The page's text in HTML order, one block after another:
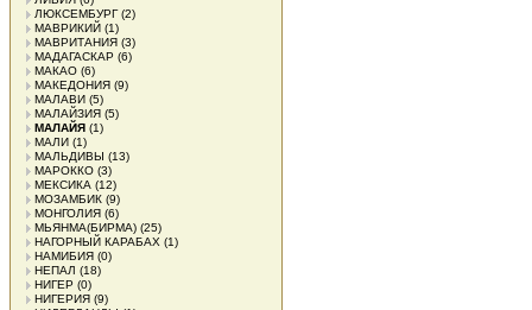
ЛЮКСЕМБУРГ(2)
МАВРИКИЙ (1)
МАВРИТАНИЯ (3)
МАДАГАСКАР (6)
МАКАО (6)
МАКЕДОНИЯ (9)
МАЛАВИ (5)
МАЛАЙЗИЯ (5)
МАЛАЙЯ (1)
МАЛИ (1)
МАЛЬДИВЫ (13)
МАРОККО (3)
МЕКСИКА (12)
МОЗАМБИК (9)
МОНГОЛИЯ (6)
МЬЯНМА(БИРМА) (25)
НАГОРНЫЙ КАРАБАХ (1)
НАМИБИЯ (0)
НЕПАЛ (18)
НИГЕР (0)
НИГЕРИЯ (9)